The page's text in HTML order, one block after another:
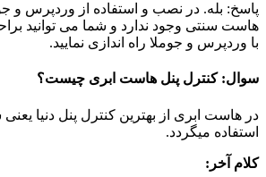
پاسخ: بله. در نصب و استفاده از وردپرس و
هاست سنتی وجود ندارد و شما می توانید
با وردپرس و جوملا راه اندازی نمایید.
سوال: کنترل پنل هاست ابری چیست؟
در هاست ابری از بهترین کنترل پنل دنیا
استفاده میگردد.
کلام آخر: